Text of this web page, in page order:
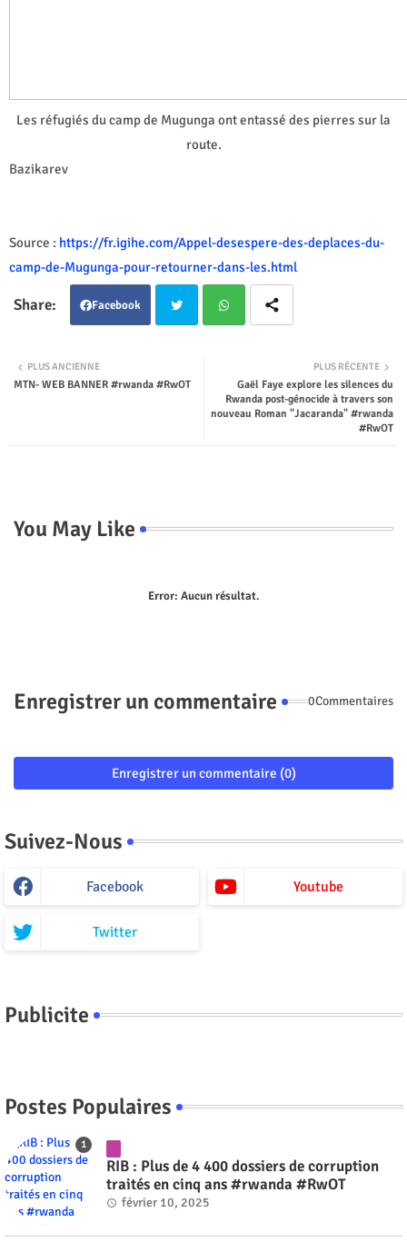
Les réfugiés du camp de Mugunga ont entassé des pierres sur la
route.
Bazikarev
Source : https://fr.igihe.com/Appel-desespere-des-deplaces-du-
camp-de-Mugunga-pour-retourner-dans-les.html
Facebook
ter
PLUS RÉCENTE
Gaël Faye explore les silences du
Rwanda post-génocide à travers son
nouveau Roman "Jacaranda" #rwanda
#RwOT
PLUS ANCIENNE
MTN- WEB BANNER #rwanda #RwOT
You May Like
Error: Aucun résultat.
Enregistrer un commentaire 0Commentaires
Enregistrer un commentaire (0)
Suivez-Nous
Facebook Youtube
Twitter
Publicite
Postes Populaires
RIB : Plus de 4 400 dossiers de corruption
traités en cinq ans #rwanda #RwOT
février 10, 2025